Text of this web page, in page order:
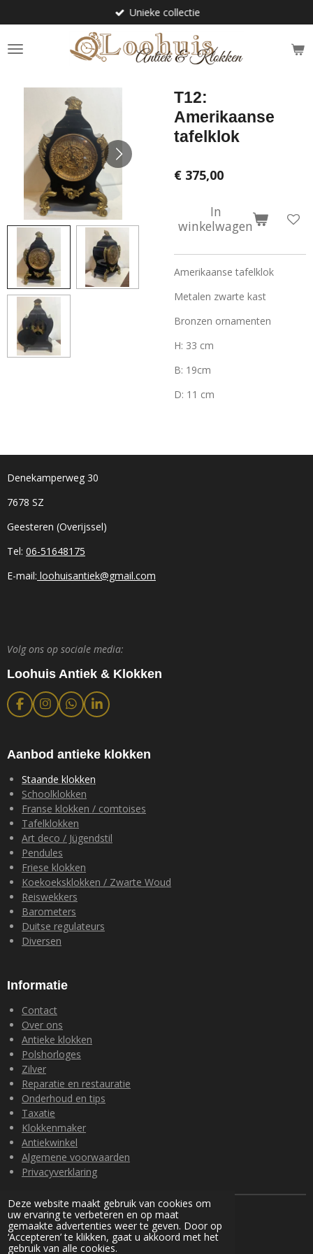
Deze website maakt gebruik van cookies om
uw ervaring te verbeteren en op maat
gemaakte advertenties weer te geven. Door op
‘Accepteren’ te klikken, gaat u akkoord met het
gebruik van alle cookies.
direct
naar
de
Unieke collectie
T12:
Amerikaanse
tafelklok
€ 375,00
In
winkelwagen
Amerikaanse tafelklok
Metalen zwarte kast
Bronzen ornamenten
H: 33 cm
B: 19cm
D: 11 cm
Denekamperweg 30
7678 SZ
Geesteren (Overijssel)
Tel: 06-51648175
E-mail: loohuisantiek@gmail.com
Volg ons op sociale media:
Loohuis Antiek & Klokken
F
a
b
o
k
I
n
a
r
a
m
W
h
s
p
p
L
i
e
Aanbod antieke klokken
Staande klokken
Schoolklokken
Franse klokken / comtoises
Tafelklokken
Art deco / Jügendstil
Pendules
Friese klokken
Koekoeksklokken / Zwarte Woud
Reiswekkers
Barometers
Duitse regulateurs
Diversen
Informatie
Contact
Over ons
Antieke klokken
Polshorloges
Zilver
Reparatie en restauratie
Onderhoud en tips
Taxatie
Klokkenmaker
Antiekwinkel
Algemene voorwaarden
Privacyverklaring
© 2024 Loohuis Antiek en Klokken
Powered byJouwWeb